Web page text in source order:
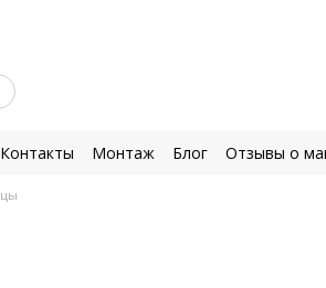
Контакты Монтаж Блог Отзывы о